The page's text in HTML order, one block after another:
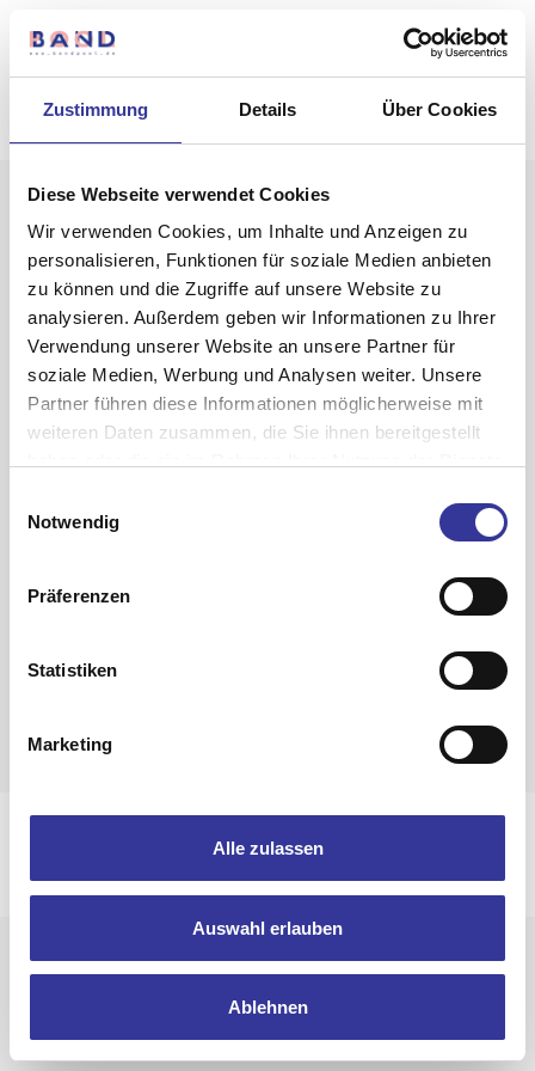
Zustimmung Details Über Cookies
Diese Webseite verwendet Cookies
Wir verwenden Cookies, um Inhalte und Anzeigen zu
personalisieren, Funktionen für soziale Medien anbieten
zu können und die Zugriffe auf unsere Website zu
analysieren. Außerdem geben wir Informationen zu Ihrer
Verwendung unserer Website an unsere Partner für
soziale Medien, Werbung und Analysen weiter. Unsere
Partner führen diese Informationen möglicherweise mit
weiteren Daten zusammen, die Sie ihnen bereitgestellt
Datenschutzerklärung
Notwendig
Präferenzen
Statistiken
Marketing
Alle zulassen
Auswahl erlauben
Ablehnen
Loifior
Impressum Datenschutzerklärung